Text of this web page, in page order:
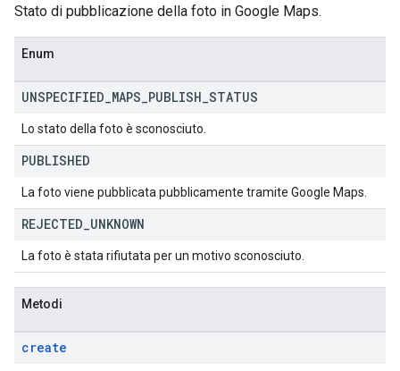
Stato di pubblicazione della foto in Google Maps.
Enum
UNSPECIFIED MAPS PUBLISH STATUS
Lo stato della foto è sconosciuto.
PUBLISHED
La foto viene pubblicata pubblicamente tramite Google Maps.
REJECTED UNKNOWN
La foto è stata rifiutata per un motivo sconosciuto.
Metodi
create